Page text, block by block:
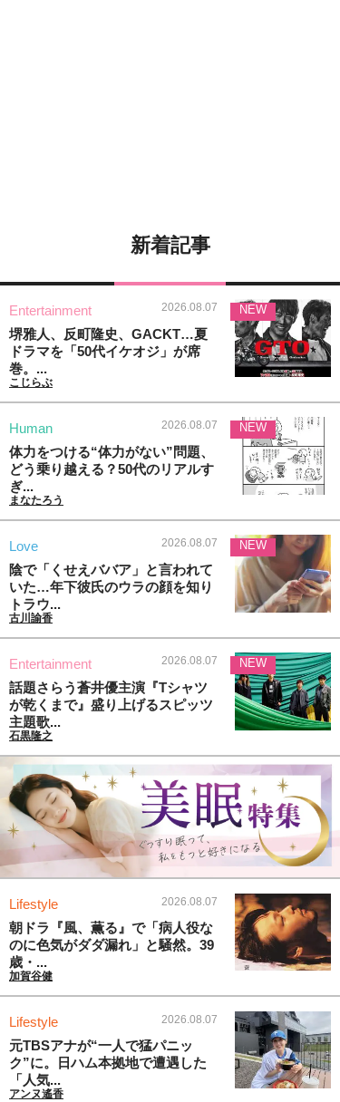
新着記事
Entertainment 2026.08.07
堺雅人、反町隆史、GACKT…夏
ドラマを「50代イケオジ」が席
巻。...
こじらぶ
NEW
Human 2026.08.07
体力をつける“体力がない”問題、
どう乗り越える？50代のリアルす
ぎ...
まなたろう
NEW
Love 2026.08.07
陰で「くせえババア」と言われて
いた…年下彼氏のウラの顔を知り
トラウ...
古川諭香
NEW
Entertainment 2026.08.07
話題さらう蒼井優主演『Tシャツ
が乾くまで』盛り上げるスピッツ
主題歌...
石黒隆之
NEW
Lifestyle 2026.08.07
朝ドラ『風、薫る』で「病人役な
のに色気がダダ漏れ」と騒然。39
歳・...
加賀谷健
Lifestyle 2026.08.07
元TBSアナが“一人で猛パニッ
ク”に。日ハム本拠地で遭遇した
「人気...
アンヌ遙香